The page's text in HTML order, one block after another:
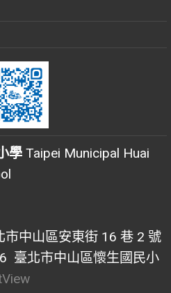
學 Taipei Municipal Huai
中山區安東街 16 巷 2 號
臺北市中山區懷生國民小